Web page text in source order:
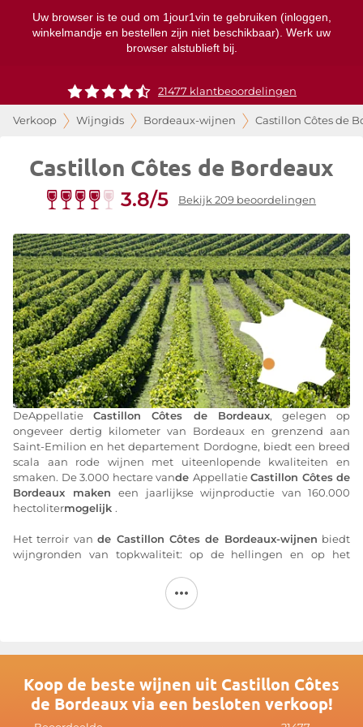
Uw browser is te oud om 1jour1vin te gebruiken (inloggen,
winkelmandje en bestellen zijn niet beschikbaar). Werk uw
browser alstublieft bij.
21477 klantbeoordelingen
Verkoop Wijngids Bordeaux-wijnen Castillon Côtes de
Castillon Côtes de Bordeaux
3.8/5 Bekijk 209 beoordelingen
DeAppellatieCastillon Côtes de Bordeaux, gelegen op
ongeveer dertig kilometer van Bordeaux en grenzend aan
Saint-Emilion en het departement Dordogne, biedt een breed
scala aan rode wijnen met uiteenlopende kwaliteiten en
smaken. De 3.000 hectare vande Appellatie Castillon Côtes de
Bordeaux maken een jaarlijkse wijnproductie van 160.000
hectolitermogelijk .
Het terroir vande Castillon Côtes de Bordeaux-wijnen biedt
wijngronden van topkwaliteit: op de hellingen en op het
kalksteen gecementeerd detritisch zandsteen). De wijnen die
hieruit voortkomen zijn geconcentreerd en krachtig. Onderaan
klimatologische omstandigheden liggen ten grondslag aan de
diversiteit en de uitmuntendheid vande Castillon Côtes de
Bordeaux-wijnen.
Koop de beste wijnen uit Castillon Côtes
de Bordeaux via een besloten verkoop!